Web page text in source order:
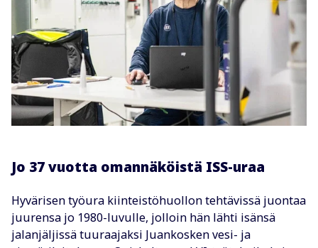
Jo 37 vuotta omannäköistä ISS-uraa
Hyvärisen työura kiinteistöhuollon tehtävissä juontaa
juurensa jo 1980-luvulle, jolloin hän lähti isänsä
jalanjäljissä tuuraajaksi Juankosken vesi- ja